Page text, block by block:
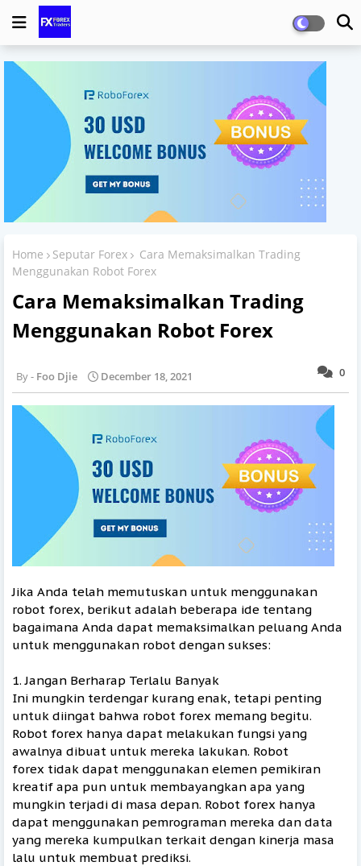
Home Seputar Forex
Cara Memaksimalkan Trading
Menggunakan Robot Forex
Cara Memaksimalkan Trading
Menggunakan Robot Forex
0
Foo Djie December 18, 2021
Jika Anda telah memutuskan untuk menggunakan
robot forex, berikut adalah beberapa ide tentang
bagaimana Anda dapat memaksimalkan peluang Anda
untuk menggunakan robot dengan sukses:
1. Jangan Berharap Terlalu Banyak
Ini mungkin terdengar kurang enak, tetapi penting
untuk diingat bahwa robot forex memang begitu.
Robot forex hanya dapat melakukan fungsi yang
awalnya dibuat untuk mereka lakukan. Robot
forex tidak dapat menggunakan elemen pemikiran
kreatif apa pun untuk membayangkan apa yang
mungkin terjadi di masa depan. Robot forex hanya
dapat menggunakan pemrograman mereka dan data
yang mereka kumpulkan terkait dengan kinerja masa
lalu untuk membuat prediksi.